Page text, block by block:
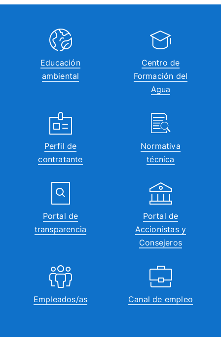
Educación
ambiental
Centro de
Formación del
Agua
Perfil de
contratante
Normativa
técnica
Portal de
transparencia
Portal de
Accionistas y
Consejeros
Empleados/as Canal de empleo